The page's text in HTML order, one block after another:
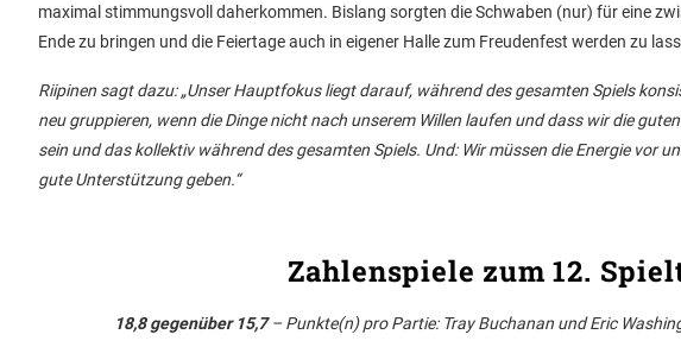
maximal stimmungsvoll daherkommen. Bislang sorgten die Schwaben (nur) für eine
Ende zu bringen und die Feiertage auch in eigener Halle zum Freudenfest werden zu
Riipinen sagt dazu: „Unser Hauptfokus liegt darauf, während des gesamten Spiels
neu gruppieren, wenn die Dinge nicht nach unserem Willen laufen und dass wir die
sein und das kollektiv während des gesamten Spiels. Und: Wir müssen die Energie vor
gute Unterstützung geben.“
Zahlenspiele zum 12.
18,8 gegenüber 15,7– Punkte(n) pro Partie: Tray Buchanan und Eric